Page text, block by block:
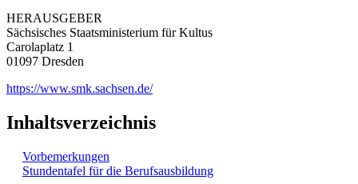
HERAUSGEBER
Sächsisches Staatsministerium für Kultus
Carolaplatz 1
01097 Dresden
https://www.smk.sachsen.de/
Inhaltsverzeichnis
Vorbemerkungen
Stundentafel für die Berufsausbildung